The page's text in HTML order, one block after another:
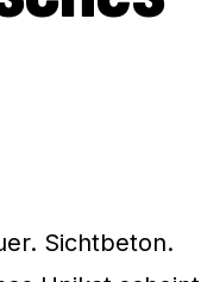
Sichtbeton.